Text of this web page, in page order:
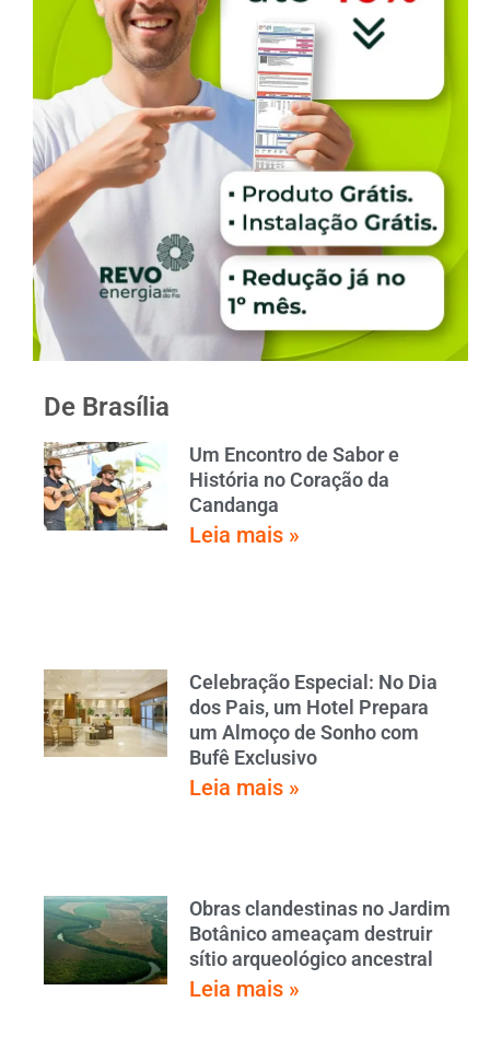
De Brasília
Um Encontro de Sabor e
História no Coração da
Candanga
Leia mais »
Celebração Especial: No Dia
dos Pais, um Hotel Prepara
um Almoço de Sonho com
Bufê Exclusivo
Leia mais »
Obras clandestinas no Jardim
Botânico ameaçam destruir
sítio arqueológico ancestral
Leia mais »